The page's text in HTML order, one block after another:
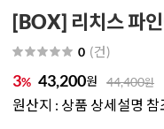
[BOX] 리치스 파
0 (건)
3% 43,200원 44,400원
원산지 : 상품 상세설명 참